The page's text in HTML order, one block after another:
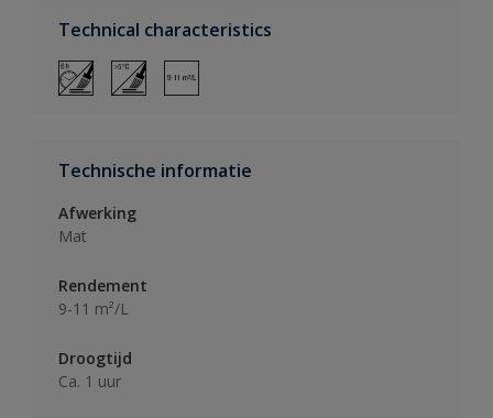
Technical characteristics
Technische informatie
Afwerking
Mat
Rendement
9-11 m²/L
Droogtijd
Ca. 1 uur